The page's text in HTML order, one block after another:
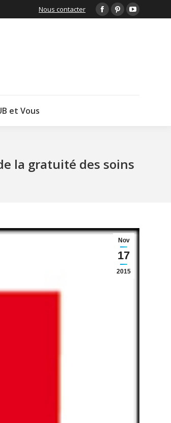
Nous contacter
Facebook
PinterestYouTube
et Vous
la gratuité des soins
Nov
17
2015